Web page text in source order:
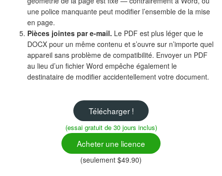
une police manquante peut modifier l’ensemble de la mise
en page.
Pièces jointes par e-mail. Le PDF est plus léger que le
DOCX pour un même contenu et s’ouvre sur n’importe quel
appareil sans problème de compatibilité. Envoyer un PDF
au lieu d’un fichier Word empêche également le
destinataire de modifier accidentellement votre document.
Télécharger !
(essai gratuit de 30 jours inclus)
Acheter une licence
(seulement $49.90)